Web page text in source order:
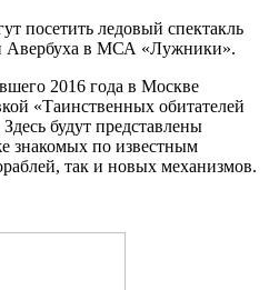
посетить ледовый спектакль
Авербуха в МСА «Лужники».
2016 года в Москве
«Таинственных обитателей
будут представлены
знакомых по известным
так и новых механизмов.